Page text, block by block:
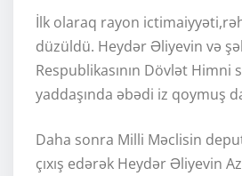
İlk olaraq rayon
düzüldü. Heydər Əliyevin və
Respublikasının Dövlət
yaddaşında əbədi iz qoymuş
Daha sonra Milli Məclisin
çıxış edərək Heydər Əliyevin